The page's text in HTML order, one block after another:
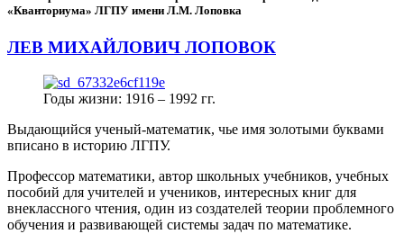
«Кванториума» ЛГПУ имени Л.М. Лоповка
ЛЕВ МИХАЙЛОВИЧ ЛОПОВОК
Годы жизни: 1916 – 1992 гг.
Выдающийся ученый-математик, чье имя золотыми буквами
вписано в историю ЛГПУ.
Профессор математики, автор школьных учебников, учебных
пособий для учителей и учеников, интересных книг для
внеклассного чтения, один из создателей теории проблемного
обучения и развивающей системы задач по математике.